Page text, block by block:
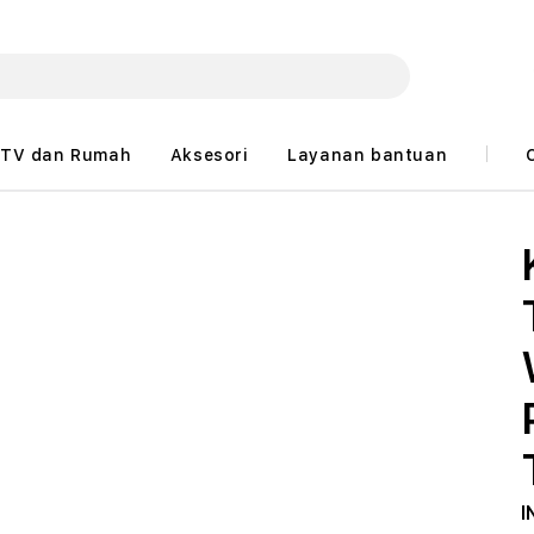
TV dan Rumah Aksesori Layanan bantuan